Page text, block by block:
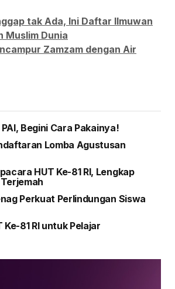
tak Ada, Ini Daftar Ilmuwan
Muslim Dunia
Zamzam dengan Air
Begini Cara Pakainya!
Lomba Agustusan
HUT Ke-81 RI, Lengkap
Perkuat Perlindungan Siswa
Ke-81 RI untuk Pelajar